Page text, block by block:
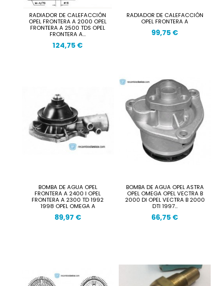
RADIADOR DE CALEFACCIÓN
OPEL FRONTERA A 2000 OPEL
FRONTERA A 2500 TDS OPEL
FRONTERA A...
124,75 €
RADIADOR DE CALEFACCIÓN
OPEL FRONTERA A
99,75 €
BOMBA DE AGUA OPEL
FRONTERA A 2400 I OPEL
FRONTERA A 2300 TD 1992
1998 OPEL OMEGA A
89,97 €
BOMBA DE AGUA OPEL ASTRA
OPEL OMEGA OPEL VECTRA B
2000 DI OPEL VECTRA B 2000
DTI 1997...
66,75 €